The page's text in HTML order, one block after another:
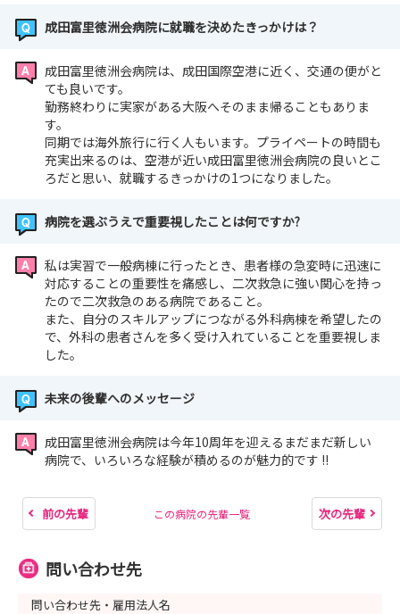
成田富里徳洲会病院に就職を決めたきっかけは？
成田富里徳洲会病院は、成田国際空港に近く、交通の便がと
ても良いです。
勤務終わりに実家がある大阪へそのまま帰ることもありま
す。
同期では海外旅行に行く人もいます。プライペートの時間も
充実出来るのは、空港が近い成田富里徳洲会病院の良いとこ
ろだと思い、就職するきっかけの1つになりました。
病院を選ぶうえで重要視したことは何ですか?
私は実習で一般病棟に行ったとき、患者様の急変時に迅速に
対応することの重要性を痛感し、二次救急に強い関心を持っ
たので二次救急のある病院であること。
また、自分のスキルアップにつながる外科病棟を希望したの
で、外科の患者さんを多く受け入れていることを重要視しま
した。
未来の後輩へのメッセージ
成田富里徳洲会病院は今年10周年を迎えるまだまだ新しい
病院で、いろいろな経験が積めるのが魅力的です !!
前の先輩 この病院の先輩一覧 次の先輩
問い合わせ先
問い合わせ先・雇用法人名